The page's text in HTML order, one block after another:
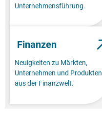
Unternehmensführung.
Finanzen
Neuigkeiten zu Märkten,
Unternehmen und Produkten
aus der Finanzwelt.